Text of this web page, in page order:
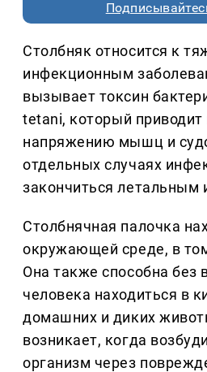
Столбняк относится к
инфекционным
вызывает токсин
tetani, который
напряжению мышц и
отдельных случаях
закончиться летальным
Столбнячная палочка
окружающей среде, в
Она также способна без
человека находиться в
домашних и диких
возникает, когда
организм через